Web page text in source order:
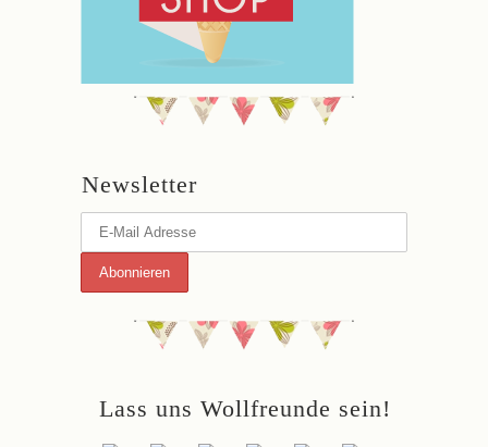
Newsletter
Lass uns Wollfreunde sein!